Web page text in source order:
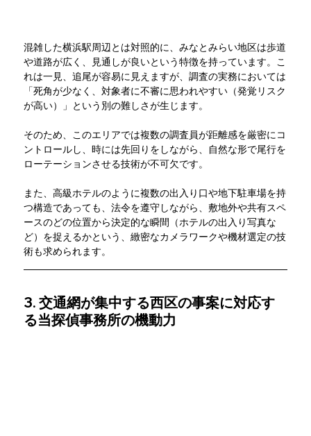
混雑した横浜駅周辺とは対照的に、みなとみらい地区は歩道
や道路が広く、見通しが良いという特徴を持っています。こ
れは一見、追尾が容易に見えますが、調査の実務においては
「死角が少なく、対象者に不審に思われやすい（発覚リスク
が高い）」という別の難しさが生じます。
そのため、このエリアでは複数の調査員が距離感を厳密にコ
ントロールし、時には先回りをしながら、自然な形で尾行を
ローテーションさせる技術が不可欠です。
また、高級ホテルのように複数の出入り口や地下駐車場を持
つ構造であっても、法令を遵守しながら、敷地外や共有スペ
ースのどの位置から決定的な瞬間（ホテルの出入り写真な
ど）を捉えるかという、緻密なカメラワークや機材選定の技
術も求められます。
3. 交通網が集中する西区の事案に対応す
る当探偵事務所の機動力